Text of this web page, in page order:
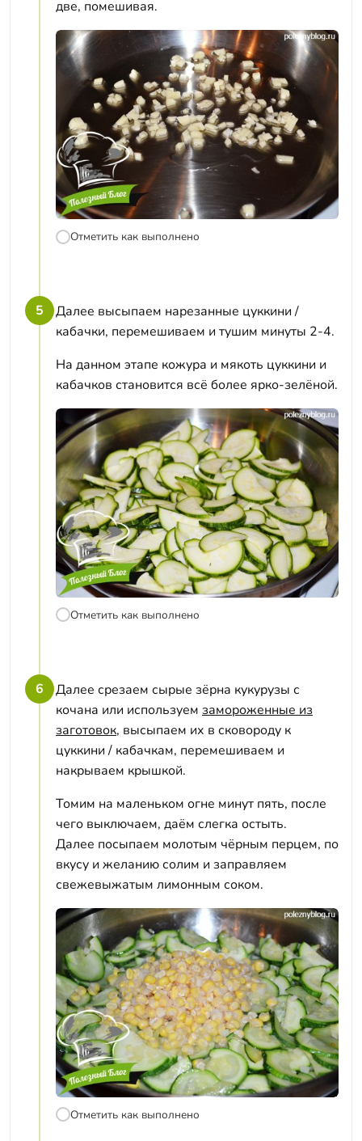
две, помешивая.
Отметить как выполнено
5
Далее высыпаем нарезанные цуккини /
кабачки, перемешиваем и тушим минуты 2-4.
На данном этапе кожура и мякоть цуккини и
кабачков становится всё более ярко-зелёной.
Отметить как выполнено
6
Далее срезаем сырые зёрна кукурузы с
кочана или используем замороженные из
заготовок, высыпаем их в сковороду к
цуккини / кабачкам, перемешиваем и
накрываем крышкой.
Томим на маленьком огне минут пять, после
чего выключаем, даём слегка остыть.
Далее посыпаем молотым чёрным перцем, по
вкусу и желанию солим и заправляем
свежевыжатым лимонным соком.
Отметить как выполнено